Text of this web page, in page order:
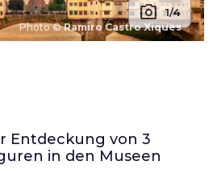
Photo ©Ramiro Castro Xiques
photo_camera 1/4
Entdeckung von 3
in den Museen